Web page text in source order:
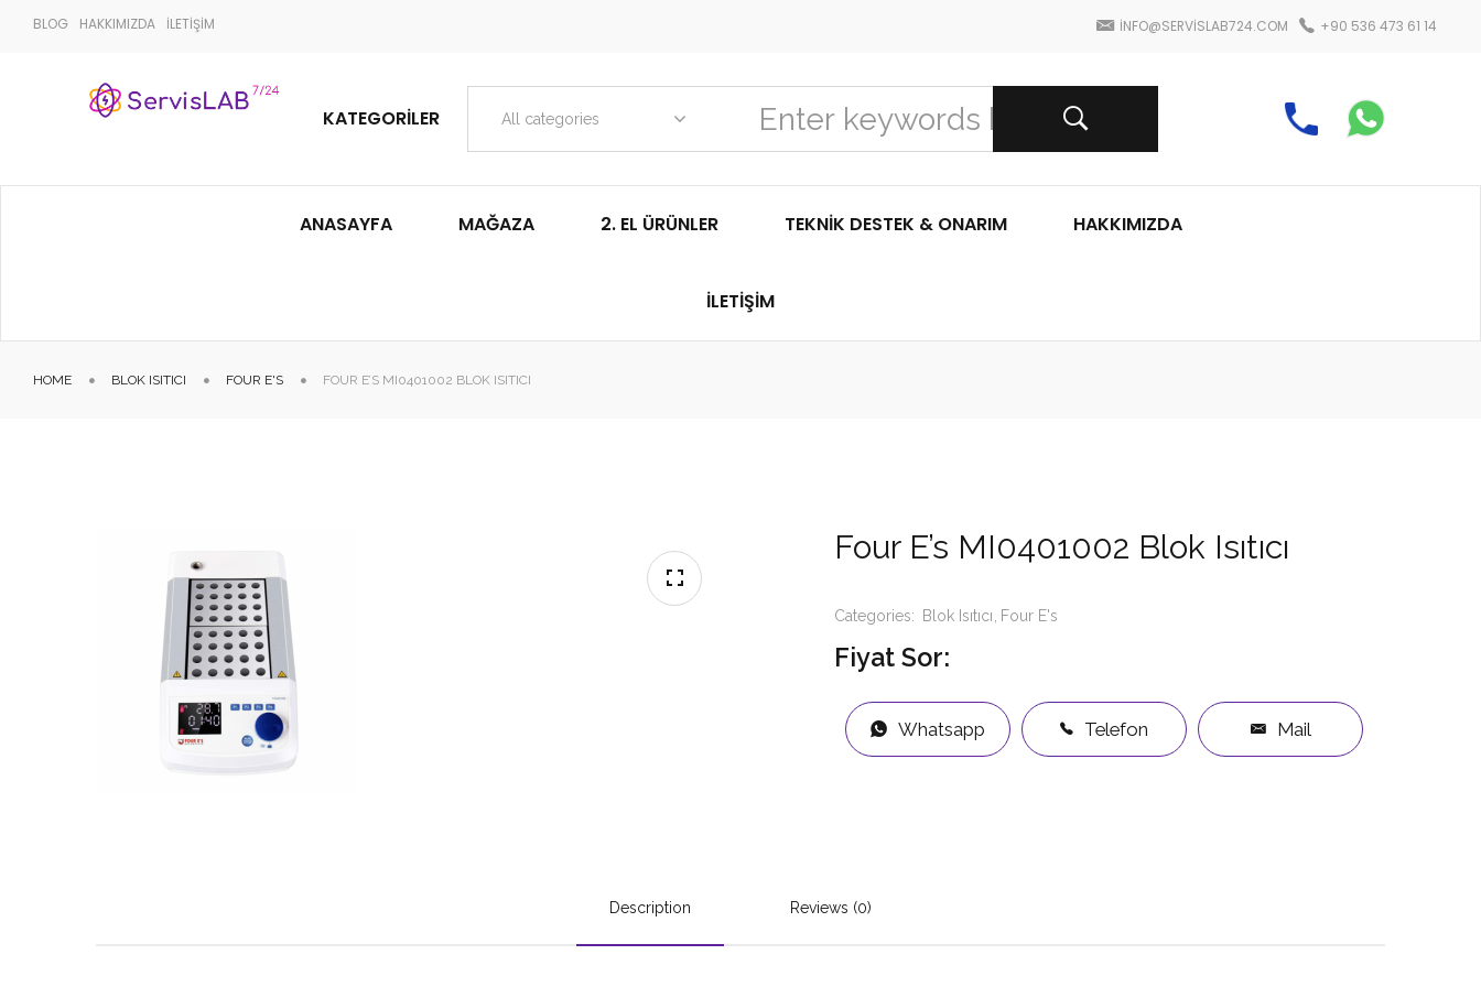
BLOG HAKKIMIZDA İLETİŞİM INFO@SERVISLAB724.COM +90 536 473 61 14
KATEGORILER All categories
ANASAYFA MAĞAZA 2. EL ÜRÜNLER TEKNIK DESTEK & ONARIM HAKKIMIZDA
İLETIŞIM
HOME BLOK ISITICI FOUR E'S FOUR E’S MI0401002 BLOK ISITICI
Four E’s MI0401002 Blok Isıtıcı
Categories: Blok Isıtıcı Four E's
Fiyat Sor:
Whatsapp Telefon Mail
Description Reviews (0)